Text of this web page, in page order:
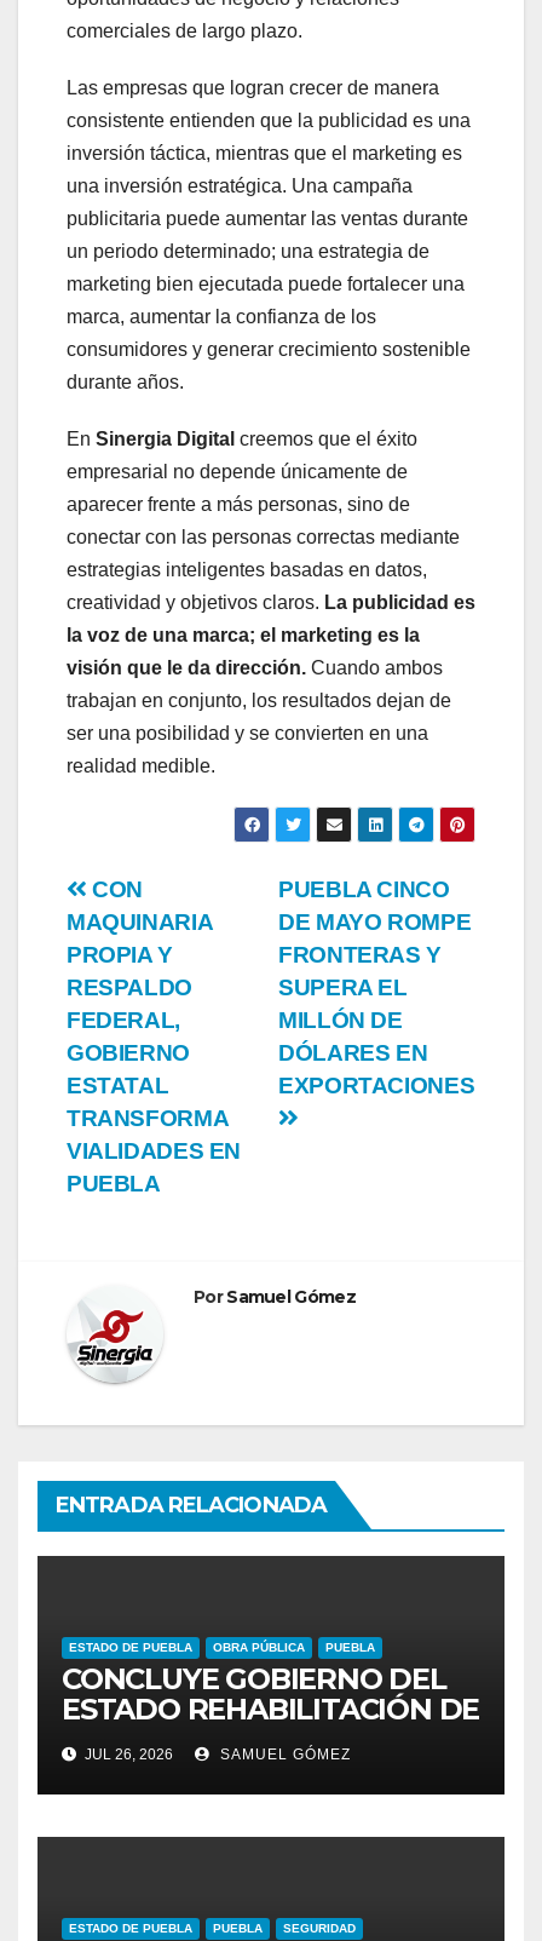
comerciales de largo plazo.
Las empresas que logran crecer de manera
consistente entienden que la publicidad es una
inversión táctica, mientras que el marketing es
una inversión estratégica. Una campaña
publicitaria puede aumentar las ventas durante
un periodo determinado; una estrategia de
marketing bien ejecutada puede fortalecer una
marca, aumentar la confianza de los
consumidores y generar crecimiento sostenible
durante años.
En Sinergia Digital creemos que el éxito
empresarial no depende únicamente de
aparecer frente a más personas, sino de
conectar con las personas correctas mediante
estrategias inteligentes basadas en datos,
creatividad y objetivos claros. La publicidad es
la voz de una marca; el marketing es la
visión que le da dirección. Cuando ambos
trabajan en conjunto, los resultados dejan de
ser una posibilidad y se convierten en una
realidad medible.
Navegación
de
entradas
PUEBLA CINCO
DE MAYO ROMPE
FRONTERAS Y
SUPERA EL
MILLÓN DE
DÓLARES EN
EXPORTACIONES
CON
MAQUINARIA
PROPIA Y
RESPALDO
FEDERAL,
GOBIERNO
ESTATAL
TRANSFORMA
VIALIDADES EN
PUEBLA
PorSamuel Gómez
ENTRADA RELACIONADA
ESTADO DE PUEBLA OBRA PÚBLICA PUEBLA
CONCLUYE GOBIERNO DEL
ESTADO REHABILITACIÓN DE
CUATRO AVENIDAS DEL
PROGRAMA DE
PAVIMENTACIÓN 2026
JUL 26, 2026 SAMUEL GÓMEZ
ESTADO DE PUEBLA PUEBLA SEGURIDAD